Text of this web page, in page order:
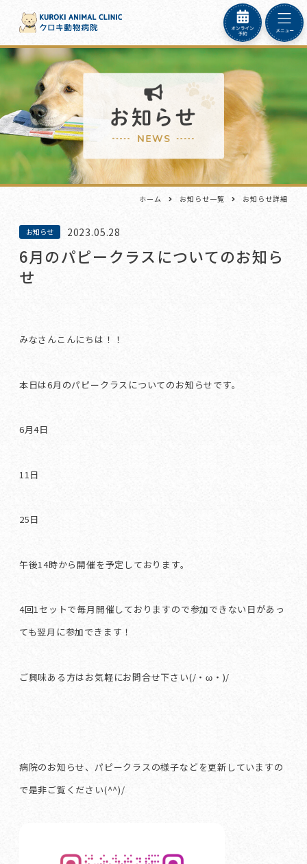
ホーム お知らせ一覧 お知らせ詳細
お知らせ 2023.05.28
6月のパピークラスについてのお知ら
せ
みなさんこんにちは！！
本日は6月のパピークラスについてのお知らせです。
6月4日
11日
25日
午後14時から開催を予定しております。
4回1セットで毎月開催しておりますので参加できない日があっ
ても翌月に参加できます！
ご興味ある方はお気軽にお問合せ下さい(/・ω・)/
病院のお知らせ、パピークラスの様子などを更新していますの
で是非ご覧ください(^^)/